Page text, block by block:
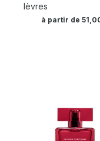
lèvres
à partir de